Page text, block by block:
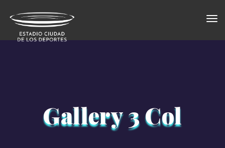
×
Gallery 3 Col